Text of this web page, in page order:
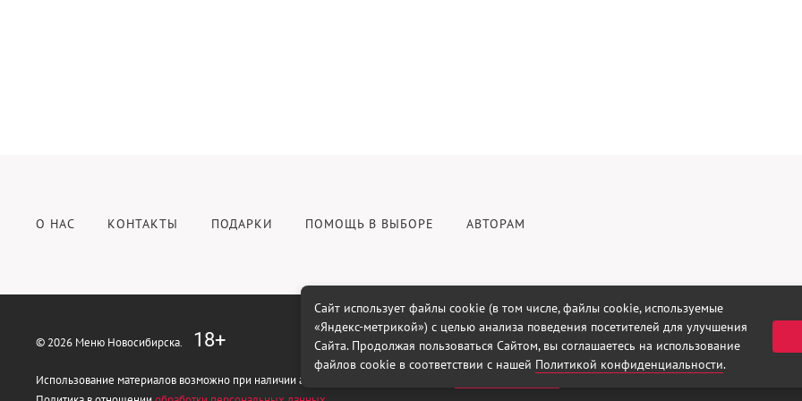
О НАС КОНТАКТЫ ПОДАРКИ ПОМОЩЬ В ВЫБОРЕ АВТОРАМ
© 2026 Меню Новосибирска. 18+
Использование материалов возможно при наличии активной гиперссылки на сайт
Сайт использует файлы cookie (в том числе, файлы cookie, используемые
«Яндекс-метрикой») с целью анализа поведения посетителей для улучшения
Сайта. Продолжая пользоваться Сайтом, вы соглашаетесь на использование
файлов cookie в соответствии с нашей Политикой конфиденциальности.